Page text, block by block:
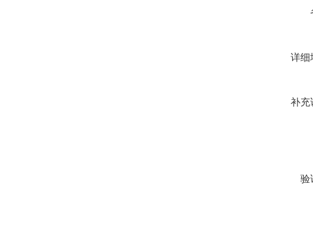
详细
补充
验